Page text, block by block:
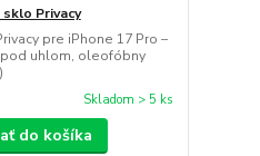
Privacy
pre iPhone 17 Pro –
uhlom, oleofóbny
Skladom > 5 ks
do košíka